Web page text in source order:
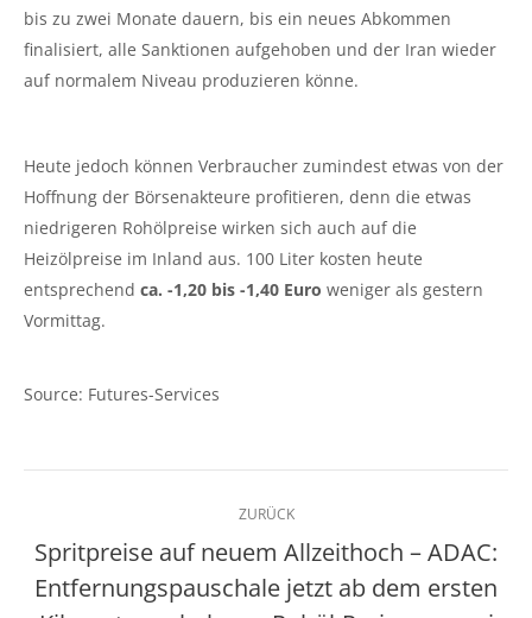
bis zu zwei Monate dauern, bis ein neues Abkommen
finalisiert, alle Sanktionen aufgehoben und der Iran wieder
auf normalem Niveau produzieren könne.
Heute jedoch können Verbraucher zumindest etwas von der
Hoffnung der Börsenakteure profitieren, denn die etwas
niedrigeren Rohölpreise wirken sich auch auf die
Heizölpreise im Inland aus. 100 Liter kosten heute
entsprechend ca. -1,20 bis -1,40 Euro weniger als gestern
Vormittag.
Source: Futures-Services
Kommentarnavigation
ZURÜCK
Vorheriger
Spritpreise auf neuem Allzeithoch – ADAC:
Entfernungspauschale jetzt ab dem ersten